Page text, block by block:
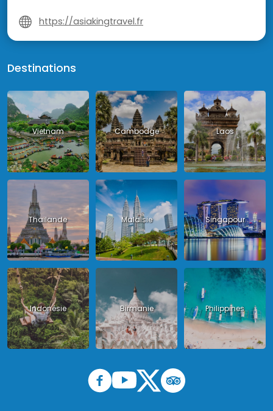
https://asiakingtravel.fr
Destinations
Vietnam Cambodge Laos
Thailande Malaisie Singapour
Indonésie Birmanie Philippines